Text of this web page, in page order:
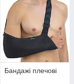
Бандажі плечові